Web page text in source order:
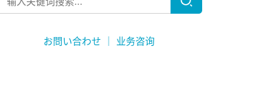
お問い合わせ ｜ 业务咨询